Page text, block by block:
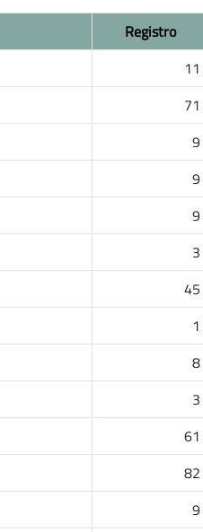
Registro
11
71
9
9
9
3
45
1
8
3
61
82
9